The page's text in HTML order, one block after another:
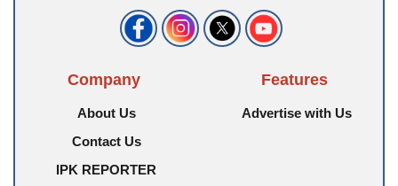
Company
About Us
Contact Us
IPK REPORTER
Features
Advertise with Us